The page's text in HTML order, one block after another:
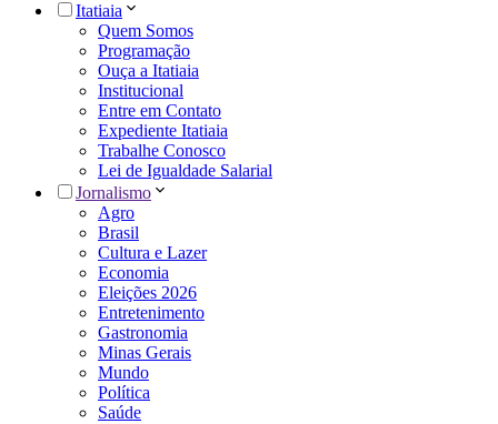
Itatiaia
Quem Somos
Programação
Ouça a Itatiaia
Institucional
Entre em Contato
Expediente Itatiaia
Trabalhe Conosco
Lei de Igualdade Salarial
Jornalismo
Agro
Brasil
Cultura e Lazer
Economia
Eleições 2026
Entretenimento
Gastronomia
Minas Gerais
Mundo
Política
Saúde